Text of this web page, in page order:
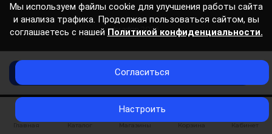
Добавить в корзину
Isradon 2026
Мы используем файлы cookie для улучшения работы сайта
и анализа трафика. Продолжая пользоваться сайтом, вы
соглашаетесь с нашей Политикой конфиденциальности.
Согласиться
Настроить